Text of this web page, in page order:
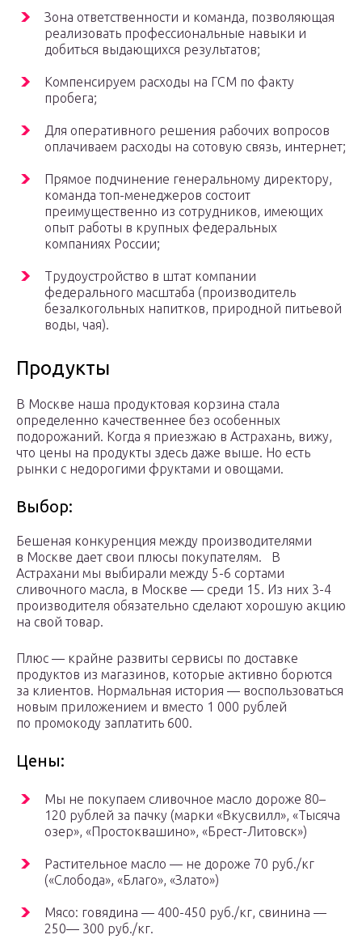
Зона ответственности и команда, позволяющая
реализовать профессиональные навыки и
добиться выдающихся результатов;
Компенсируем расходы на ГСМ по факту
пробега;
Для оперативного решения рабочих вопросов
оплачиваем расходы на сотовую связь, интернет;
Прямое подчинение генеральному директору,
команда топ-менеджеров состоит
преимущественно из сотрудников, имеющих
опыт работы в крупных федеральных
компаниях России;
Трудоустройство в штат компании
федерального масштаба (производитель
безалкогольных напитков, природной питьевой
воды, чая).
Продукты
В Москве наша продуктовая корзина стала
определенно качественнее без особенных
подорожаний. Когда я приезжаю в Астрахань, вижу,
что цены на продукты здесь даже выше. Но есть
рынки с недорогими фруктами и овощами.⠀
Выбор:
Бешеная конкуренция между производителями
в Москве дает свои плюсы покупателям.⠀В
Астрахани мы выбирали между 5-6 сортами
сливочного масла, в Москве — среди 15. Из них 3-4
производителя обязательно сделают хорошую акцию
на свой товар.
Плюс — крайне развиты сервисы по доставке
продуктов из магазинов, которые активно борются
за клиентов. Нормальная история — воспользоваться
новым приложением и вместо 1 000 рублей
по промокоду заплатить 600.
Цены:
Мы не покупаем сливочное масло дороже 80–
120 рублей за пачку (марки «Вкусвилл», «Тысяча
озер», «Простоквашино», «Брест-Литовск»)
Растительное масло — не дороже 70 руб./кг
(«Слобода», «Благо», «Злато»)
Мясо: говядина — 400-450 руб./кг, свинина —
250— 300 руб./кг.